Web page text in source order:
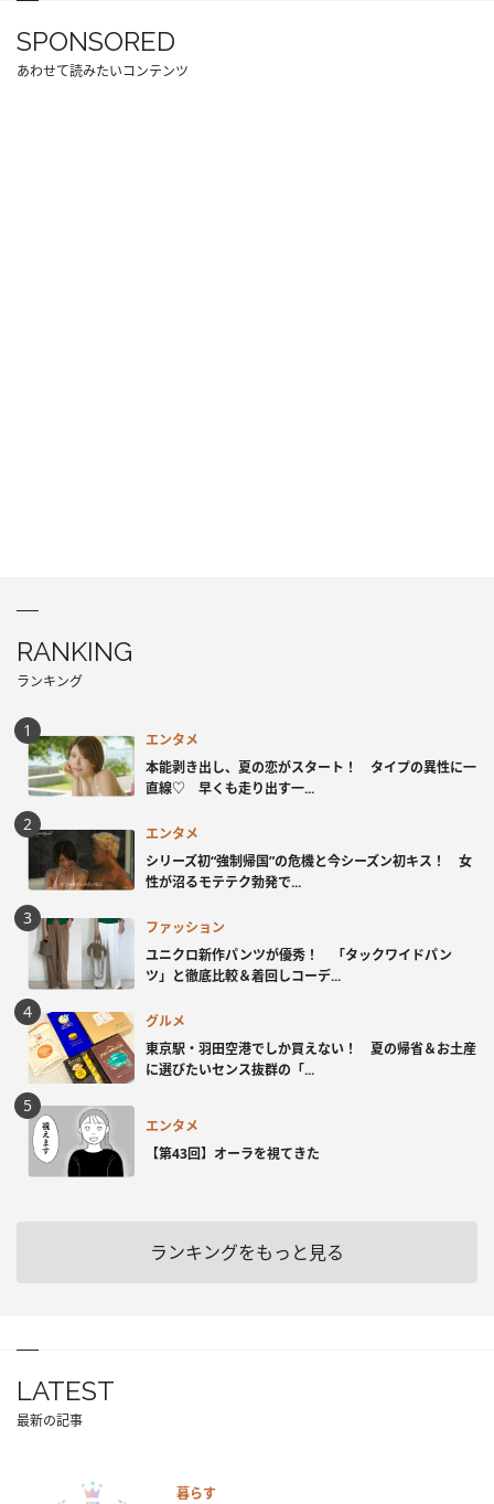
SPONSORED
あわせて読みたいコンテンツ
RANKING
ランキング
エンタメ
本能剥き出し、夏の恋がスタート！ タイプの異性に一
直線♡ 早くも走り出す一...
エンタメ
シリーズ初“強制帰国”の危機と今シーズン初キス！ 女
性が沼るモテテク勃発で...
ファッション
ユニクロ新作パンツが優秀！ 「タックワイドパン
ツ」と徹底比較＆着回しコーデ...
グルメ
東京駅・羽田空港でしか買えない！ 夏の帰省＆お土産
に選びたいセンス抜群の「...
エンタメ
【第43回】オーラを視てきた
ランキングをもっと見る
LATEST
最新の記事
暮らす